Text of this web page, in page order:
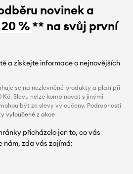
novinek a
20 %** na svůj první
a získejte informace o nejnovějších
se na nezlevněné produkty a platí při
Kč. Slevu nelze kombinovat s jinými
být ze slevy vyloučeny. Podrobnosti
vyloučené z akce
přicházelo jen to, co vás
nám, zda vás zajímá: